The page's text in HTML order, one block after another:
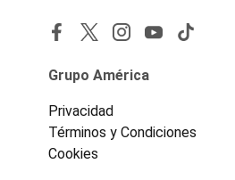
Grupo América
Privacidad
Términos y Condiciones
Cookies